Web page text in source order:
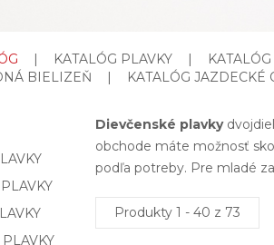
| KATALÓG PLAVKY |
BIELIZEŇ
| KATALÓG JAZDECKÉ
Dievčenské plavky
obchode máte možnosť
podľa potreby. Pre mladé
Produkty 1 - 40 z 73